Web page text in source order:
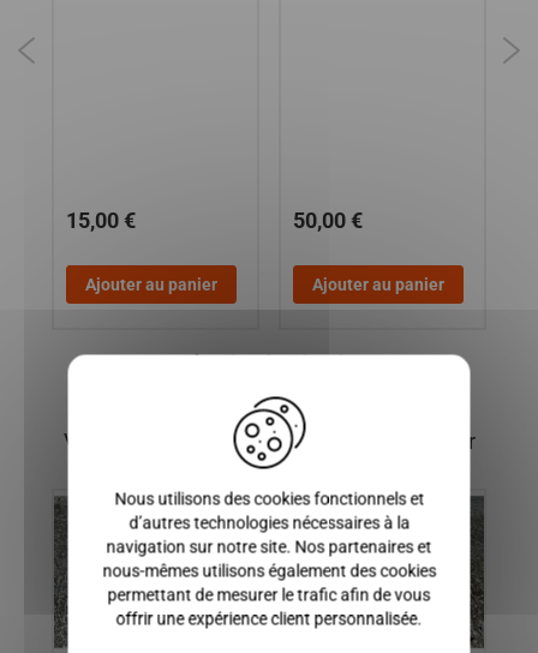
15,00 €
Ajouter au panier
50,00 €
Ajouter au panier
Vous pourriez également être intéressé par
Nous utilisons des cookies fonctionnels et
d’autres technologies nécessaires à la
navigation sur notre site. Nos partenaires et
nous-mêmes utilisons également des cookies
permettant de mesurer le trafic afin de vous
offrir une expérience client personnalisée.